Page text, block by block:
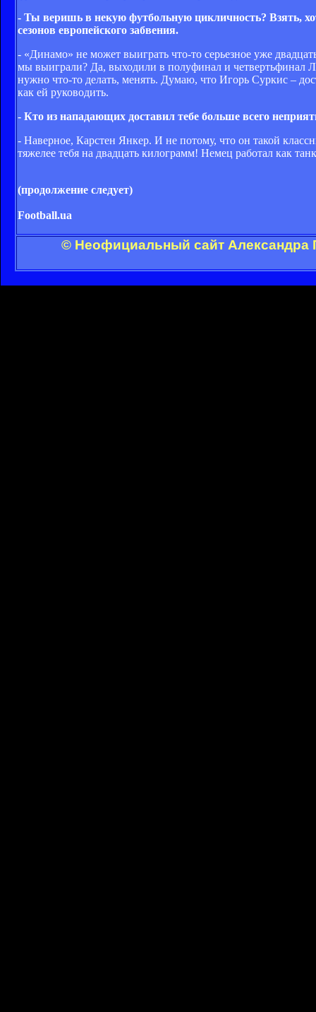
- Ты веришь в некую футбольную цикличность? Взять,
сезонов европейского забвения.
- «Динамо» не может выиграть что-то серьезное уже
мы выиграли? Да, выходили в полуфинал и четвертьфинал
нужно что-то делать, менять. Думаю, что Игорь Суркис –
как ей руководить.
- Кто из нападающих доставил тебе больше всего
- Наверное, Карстен Янкер. И не потому, что он такой
тяжелее тебя на двадцать килограмм! Немец работал как
(продолжение следует)
Football.ua
© Неофициальный сайт Александра